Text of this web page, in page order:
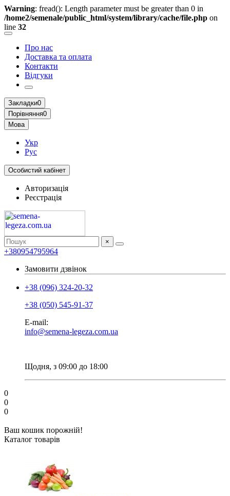
Warning: fread(): Length parameter must be greater than 0 in
/home2/semenale/public_html/system/library/cache/file.php on
line 32
Про нас
Доставка та оплата
Контакти
Відгуки
Закладки0
Порівняння0
Мова
Укр
Рус
Особистий кабінет
Авторизація
Реєстрація
×
+380954795964
Замовити дзвінок
+38 (096) 324-20-32
+38 (050) 545-91-37
E-mail:
info@semena-legeza.com.ua
Щодня, з 09:00 до 18:00
0
0
0
Ваш кошик порожній!
Каталог товарів